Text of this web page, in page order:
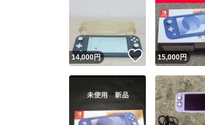
14,000円 いいね！
15,000円